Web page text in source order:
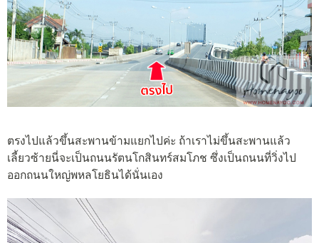
ตรงไปแล้วขึ้นสะพานข้ามแยกไปค่ะ ถ้าเราไม่ขึ้นสะพานแล้ว
เลี้ยวซ้ายนี่จะเป็นถนนรัตนโกสินทร์สมโภช ซึ่งเป็นถนนที่วิ่งไป
ออกถนนใหญ่พหลโยธินได้นั่นเอง